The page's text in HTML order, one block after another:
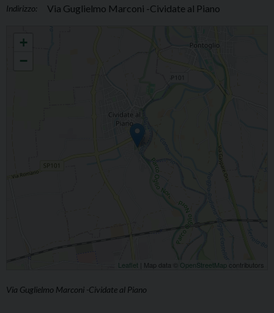
Indirizzo: Via Guglielmo Marconi -Cividate al Piano
+
−
Leaflet | Map data © OpenStreetMap contributors
Via Guglielmo Marconi -Cividate al Piano